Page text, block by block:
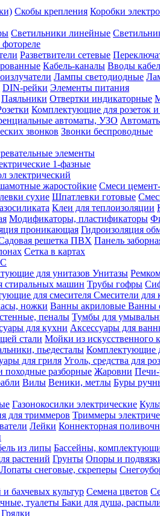
Скобы крепления Коробки
Светильники линейные
Разветвители сетевые
Кабель-каналы Вводы
Лампы светодиодные
DIN-рейки Элементы питания
Паяльники Отвертки индикаторные
Комплектующие для розеток
автоматы, УЗО
звонков Звонки беспроводные
элементы
1-фазные
электрический
жаростойкие Смеси
сухие Шпатлевки готовые
Клеи для теплоизоляции
Модификаторы, пластификаторы
проникающая Гидроизоляция
решетка ПВХ Панель
Сетка в картах
для унитазов Унитазы
стиральных машин Трубы гофры
для смесителя Смесители для
ножки Ванны акриловые Ванны
пеналы Тумбы для
для кухни Аксессуары для
стали Мойки из искусственного
пьедесталы Комплектующие
для гриля Уголь, средства для
походные разборные Жаровни Печи-
Вилы Веники, метлы Буры
Газонокосилки электрические
для триммеров Триммеры
Лейки Коннекторная
из липы Бассейны,
растений Грунты Опоры и
Лопаты снеговые, скреперы
бахчевых культур Семена цветов
туалеты Баки для душа,
Грядки